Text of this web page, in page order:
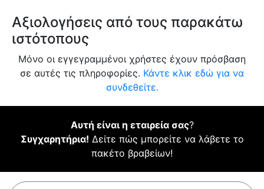
Αξιολογήσεις από τους παρακάτω
ιστότοπους
Μόνο οι εγγεγραμμένοι χρήστες έχουν πρόσβαση
σε αυτές τις πληροφορίες. Κάντε κλικ εδώ για να
συνδεθείτε.
Αυτή είναι η εταιρεία σας?
Συγχαρητήρια! Δείτε πώς μπορείτε να λάβετε το
πακέτο βραβείων!